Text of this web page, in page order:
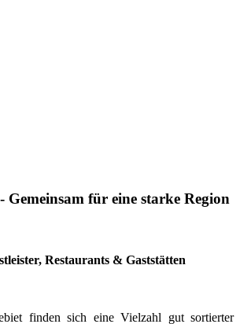
Gemeinsam für eine starke Region
Restaurants & Gaststätten
finden sich eine Vielzahl gut sortierter